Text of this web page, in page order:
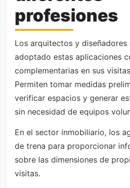
profesiones
Los arquitectos y diseñadores
adoptado estas aplicaciones
complementarias en sus
Permiten tomar medidas
verificar espacios y generar
sin necesidad de equipos
En el sector inmobiliario, los
de trena para proporcionar
sobre las dimensiones de
visitas.